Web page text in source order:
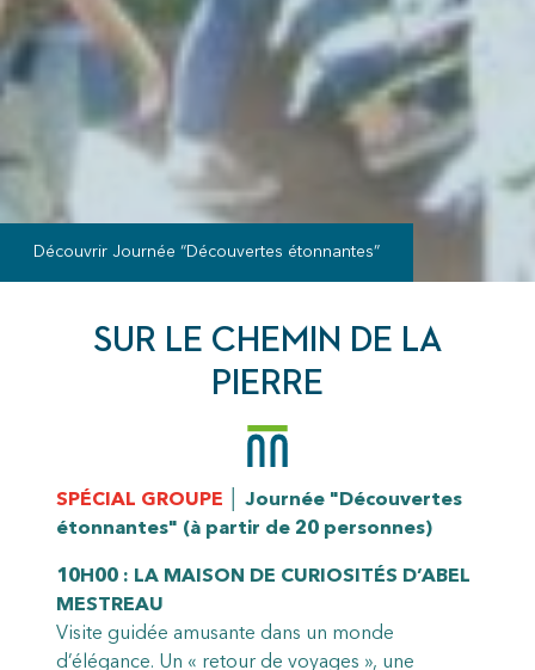
Découvrir Journée “Découvertes étonnantes”
SUR LE CHEMIN DE LA
PIERRE
SPÉCIAL GROUPE │ Journée "Découvertes
étonnantes" (à partir de 20 personnes)
10H00 : LA MAISON DE CURIOSITÉS D’ABEL
MESTREAU
Visite guidée amusante dans un monde
d’élégance. Un « retour de voyages », une